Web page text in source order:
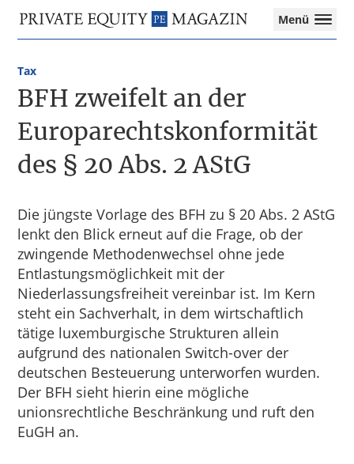
Hauptnavigation
Inhalt
Private
Equity
Das
für
die
Private
Equity-
Branche
–
Investment
I
M&A
I
Tax
Menü
BFH zweifelt an der
Europarechtskonformität
des § 20 Abs. 2 AStG
Die jüngste Vorlage des BFH zu § 20 Abs. 2 AStG
lenkt den Blick erneut auf die Frage, ob der
zwingende Methodenwechsel ohne jede
Entlastungsmöglichkeit mit der
Niederlassungsfreiheit vereinbar ist. Im Kern
steht ein Sachverhalt, in dem wirtschaftlich
tätige luxemburgische Strukturen allein
aufgrund des nationalen Switch-over der
deutschen Besteuerung unterworfen wurden.
Der BFH sieht hierin eine mögliche
unionsrechtliche Beschränkung und ruft den
EuGH an.
Tax